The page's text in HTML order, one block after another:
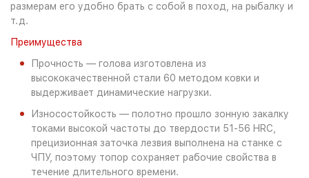
размерам его удобно брать с собой в поход, на рыбалку и
т.д.
Преимущества
Прочность — голова изготовлена из
высококачественной стали 60 методом ковки и
выдерживает динамические нагрузки.
Износостойкость — полотно прошло зонную закалку
токами высокой частоты до твердости 51-56 HRC,
прецизионная заточка лезвия выполнена на станке с
ЧПУ, поэтому топор сохраняет рабочие свойства в
течение длительного времени.